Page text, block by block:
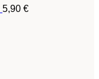
5,90 €